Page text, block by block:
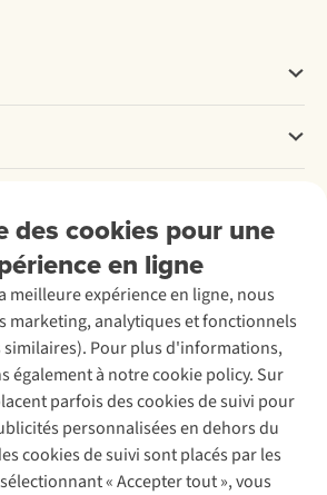
des cookies pour une
en ligne
meilleure expérience en ligne, nous
marketing, analytiques et fonctionnels
similaires). Pour plus d'informations,
également à notre cookie policy. Sur
parfois des cookies de suivi pour
personnalisées en dehors du
cookies de suivi sont placés par les
« Accepter tout », vous
d’hiver
Suivez-nous